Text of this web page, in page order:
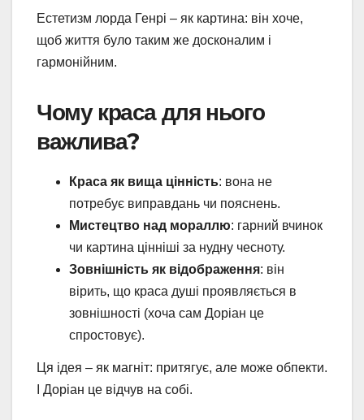
Естетизм лорда Генрі – як картина: він хоче,
щоб життя було таким же досконалим і
гармонійним.
Чому краса для нього
важлива?
Краса як вища цінність: вона не
потребує виправдань чи пояснень.
Мистецтво над мораллю: гарний вчинок
чи картина цінніші за нудну чесноту.
Зовнішність як відображення: він
вірить, що краса душі проявляється в
зовнішності (хоча сам Доріан це
спростовує).
Ця ідея – як магніт: притягує, але може обпекти.
І Доріан це відчув на собі.